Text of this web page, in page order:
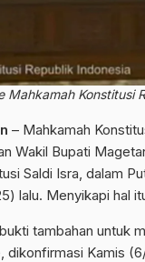
Mahkamah Konstitusi
– Mahkamah
Wakil Bupati
Saldi Isra, dalam
lalu. Menyikapi hal
tambahan untuk
dikonfirmasi Kamis